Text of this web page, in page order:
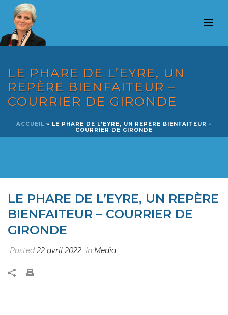
LE PHARE DE L’EYRE, UN
REPÈRE BIENFAITEUR –
COURRIER DE GIRONDE
ACCUEIL » LE PHARE DE L’EYRE, UN REPÈRE BIENFAITEUR –
COURRIER DE GIRONDE
LE PHARE DE L’EYRE, UN REPÈRE
BIENFAITEUR – COURRIER DE
GIRONDE
Posted22 avril 2022 In Media